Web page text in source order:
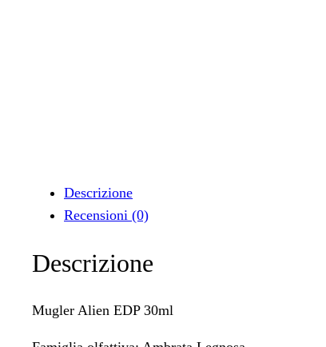
Descrizione
Recensioni (0)
Descrizione
Mugler Alien EDP 30ml